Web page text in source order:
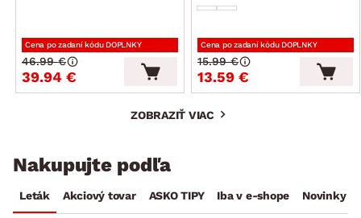
Cena po zadaní kódu DOPLNKY
39.94 €
46.99 €
Cena po zadaní kódu DOPLNKY
13.59 €
15.99 €
ZOBRAZIŤ VIAC
Nakupujte podľa
Leták Akciový tovar ASKO TIPY Iba v e-shope Novinky